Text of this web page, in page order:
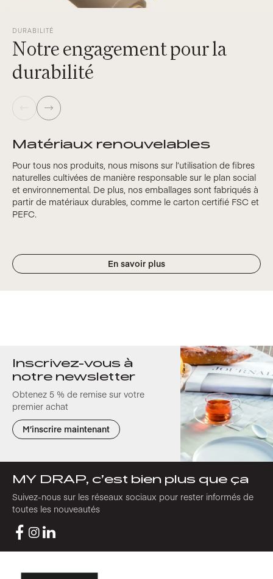
DURABILITÉ
Notre engagement pour la
durabilité
Matériaux renouvelables
Pour tous nos produits, nous misons sur l’utilisation de fibres
naturelles cultivées de manière responsable sur le plan social
et environnemental. De plus, nos emballages sont fabriqués à
partir de matériaux durables, comme le carton certifié FSC et
PEFC.
En savoir plus
Inscrivez-vous à
notre newsletter
Obtenez 5 % de remise sur votre
premier achat
M’inscrire maintenant
MY DRAP, c’est bien plus que ça
Suivez-nous sur les réseaux sociaux pour rester informés de
toutes les nouveautés